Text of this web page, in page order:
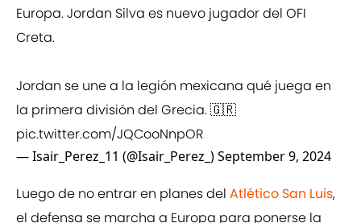
Europa. Jordan Silva es nuevo jugador del OFI
Creta.
Jordan se une a la legión mexicana qué juega en
la primera división del Grecia. 🇬🇷
pic.twitter.com/JQCooNnpOR
— Isair_Perez_11 (@Isair_Perez_)September 9, 2024
Luego de no entrar en planes del Atlético San Luis,
el defensa se marcha a Europa para ponerse la